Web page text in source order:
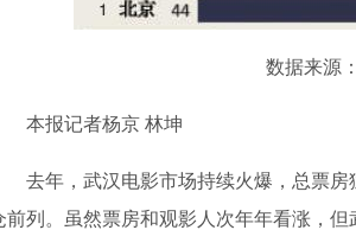
数据来源
本报记者杨京 林坤
去年，武汉电影市场持续火爆，总票
前列。虽然票房和观影人次年年看涨，